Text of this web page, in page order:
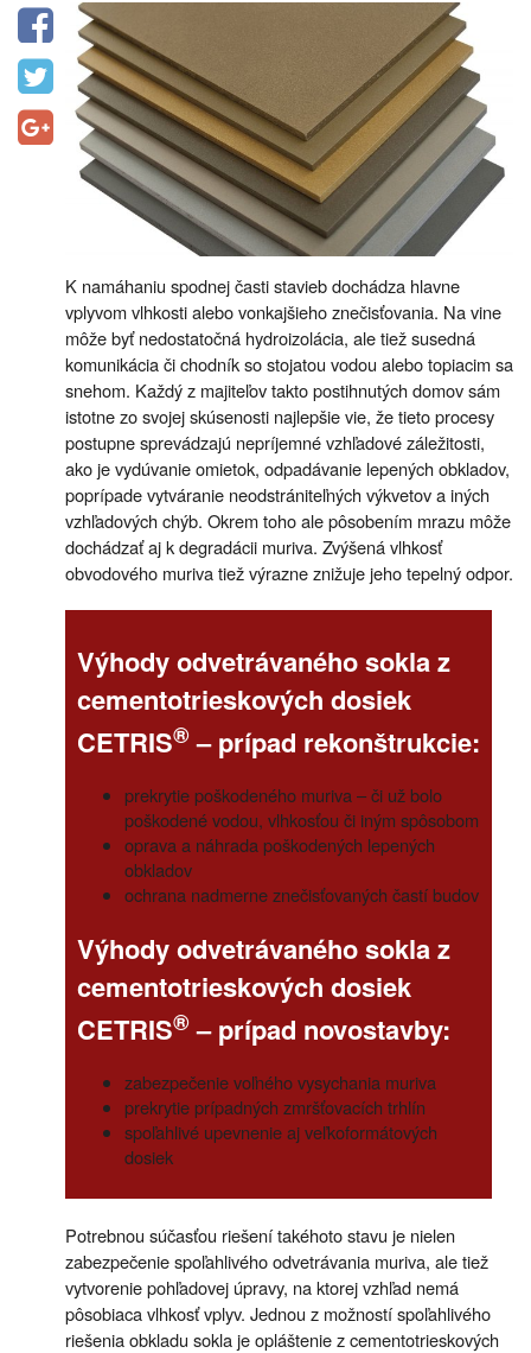
K namáhaniu spodnej časti stavieb dochádza hlavne
vplyvom vlhkosti alebo vonkajšieho znečisťovania. Na vine
môže byť nedostatočná hydroizolácia, ale tiež susedná
komunikácia či chodník so stojatou vodou alebo topiacim sa
snehom. Každý z majiteľov takto postihnutých domov sám
istotne zo svojej skúsenosti najlepšie vie, že tieto procesy
postupne sprevádzajú nepríjemné vzhľadové záležitosti,
ako je vydúvanie omietok, odpadávanie lepených obkladov,
poprípade vytváranie neodstrániteľných výkvetov a iných
vzhľadových chýb. Okrem toho ale pôsobením mrazu môže
dochádzať aj k degradácii muriva. Zvýšená vlhkosť
obvodového muriva tiež výrazne znižuje jeho tepelný odpor.
Výhody odvetrávaného sokla z
cementotrieskových dosiek
CETRIS®– prípad rekonštrukcie:
prekrytie poškodeného muriva – či už bolo
poškodené vodou, vlhkosťou či iným spôsobom
oprava a náhrada poškodených lepených
obkladov
ochrana nadmerne znečisťovaných častí budov
Výhody odvetrávaného sokla z
cementotrieskových dosiek
CETRIS®– prípad novostavby:
zabezpečenie voľného vysychania muriva
prekrytie prípadných zmršťovacích trhlín
spoľahlivé upevnenie aj veľkoformátových
dosiek
Potrebnou súčasťou riešení takéhoto stavu je nielen
zabezpečenie spoľahlivého odvetrávania muriva, ale tiež
vytvorenie pohľadovej úpravy, na ktorej vzhľad nemá
pôsobiaca vlhkosť vplyv. Jednou z možností spoľahlivého
riešenia obkladu sokla je opláštenie z cementotrieskových